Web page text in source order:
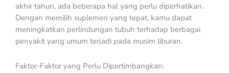
akhir tahun, ada beberapa hal yang perlu diperhatikan.
Dengan memilih suplemen yang tepat, kamu dapat
meningkatkan perlindungan tubuh terhadap berbagai
penyakit yang umum terjadi pada musim liburan.
Faktor-Faktor yang Perlu Dipertimbangkan: